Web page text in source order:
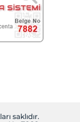
saklıdır.